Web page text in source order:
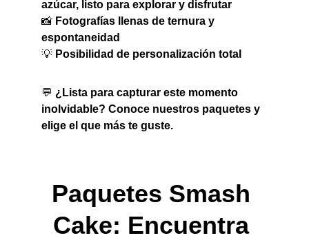
azúcar, listo para explorar y disfrutar
📸 Fotografías llenas de ternura y
espontaneidad
💡 Posibilidad de personalización total
💬 ¿Lista para capturar este momento
inolvidable? Conoce nuestros paquetes y
elige el que más te guste.
Paquetes Smash
Cake: Encuentra